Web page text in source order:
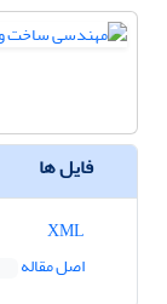
فایل ها
اصل مقاله